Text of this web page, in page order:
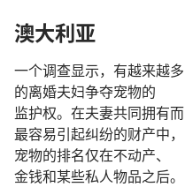
澳大利亚
一个调查显示， 有越来越多
的离婚夫妇争夺宠物的
监护权。 在夫妻共同拥有而
最容易引起纠纷的财产中，
宠物的排名仅在不动产、
金钱和某些私人物品之后。